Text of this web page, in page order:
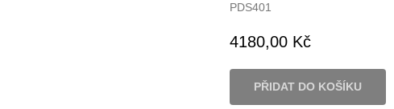
PDS401
4180,00 Kč
PŘIDAT DO KOŠÍKU